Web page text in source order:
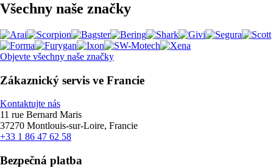
Všechny naše značky
Objevte všechny naše značky
Zákaznický servis ve Francie
Kontaktujte nás
11 rue Bernard Maris
37270 Montlouis-sur-Loire, Francie
+33 1 86 47 62 58
Bezpečná platba